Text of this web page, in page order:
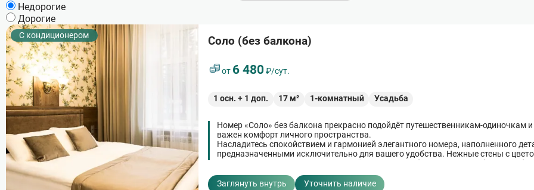
Недорогие
Дорогие
С кондиционером Соло (без балкона)
от 6 480 ₽/сут.
1 осн. + 1 доп. 17 м² 1-комнатный Усадьба
Номер «Соло» без балкона прекрасно подойдёт путешественникам-одиночкам
важен комфорт личного пространства.
Насладитесь спокойствием и гармонией элегантного номера, наполненного
предназначенными исключительно для вашего удобства. Нежные стены с
узором, мягкое освещение сквозь лёгкую штору и безупречно подобранное
приглашают отвлечься от суеты и погрузиться в приятное расслабление.
Заглянуть внутрь
Уточнить наличие